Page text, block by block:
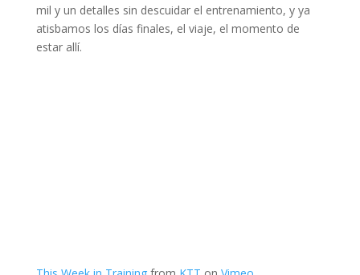
mil y un detalles sin descuidar el entrenamiento, y ya
atisbamos los días finales, el viaje, el momento de
estar allí.